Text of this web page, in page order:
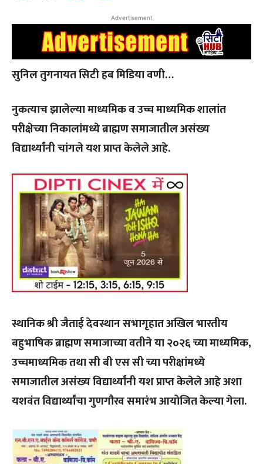
Advertisement
सुनिल तुगनायत सिटी हब मिडिया वणी…
नुकत्याच झालेल्या माध्यमिक व उच्च माध्यमिक शालांत
परीक्षेच्या निकालांमध्ये ब्राह्मण समाजातील असंख्य
विद्यार्थ्यांनी चांगले यश प्राप्त केलेले आहे.
स्थानिक श्री जैताई देवस्थान सभागृहात अखिल भारतीय
बहुभाषिक ब्राह्मण समाजाच्या वतीने या २०२६ च्या माध्यमिक,
उच्चमाध्यमिक तथा सी बी एस सी च्या परीक्षांमध्ये
समाजातील असंख्य विद्यार्थ्यांनी यश प्राप्त केलेले आहे अशा
यशवंत विद्यार्थ्यांचा गुणगौरव समारंभ आयोजित केल्या गेला.